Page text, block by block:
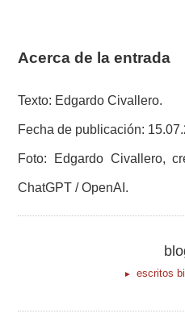
Acerca de la entrada
Texto: Edgardo Civallero.
Fecha de publicación:
Foto: Edgardo Civallero,
ChatGPT / OpenAI.
escritos